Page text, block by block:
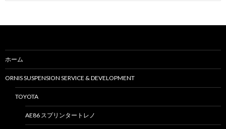
索
ホーム
ORNIS SUSPENSION SERVICE & DEVELOPMENT
TOYOTA
AE86 スプリンタートレノ